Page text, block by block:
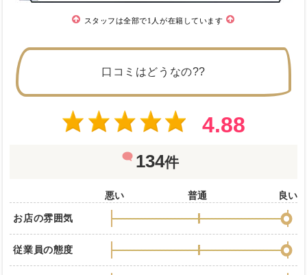
スタッフは全部で1人が在籍しています
口コミはどうなの??
4.88
134件
悪い 普通 良い
お店の雰囲気
従業員の態度